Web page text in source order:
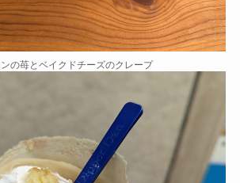
の苺とベイクドチーズのクレープ